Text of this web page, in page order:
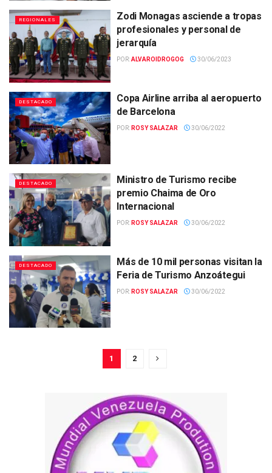
REGIONALES
Zodi Monagas asciende a tropas
profesionales y personal de
jerarquía
POR:ALVAROIDROGOG 30/06/2023
DESTACADO
Copa Airline arriba al aeropuerto
de Barcelona
POR: ROSY SALAZAR 30/06/2022
DESTACADO
Ministro de Turismo recibe
premio Chaima de Oro
Internacional
POR: ROSY SALAZAR 30/06/2022
DESTACADO
Más de 10 mil personas visitan la
Feria de Turismo Anzoátegui
POR: ROSY SALAZAR 30/06/2022
1 2